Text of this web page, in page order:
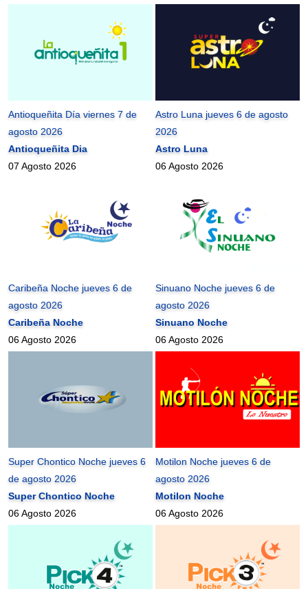
Antioqueñita Día viernes 7 de
agosto 2026
Antioqueñita Dia
07 Agosto 2026
Astro Luna jueves 6 de agosto
2026
Astro Luna
06 Agosto 2026
Caribeña Noche jueves 6 de
agosto 2026
Caribeña Noche
06 Agosto 2026
Sinuano Noche jueves 6 de
agosto 2026
Sinuano Noche
06 Agosto 2026
Super Chontico Noche jueves 6
de agosto 2026
Super Chontico Noche
06 Agosto 2026
Motilon Noche jueves 6 de
agosto 2026
Motilon Noche
06 Agosto 2026